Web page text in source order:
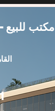
مكتب للبيع